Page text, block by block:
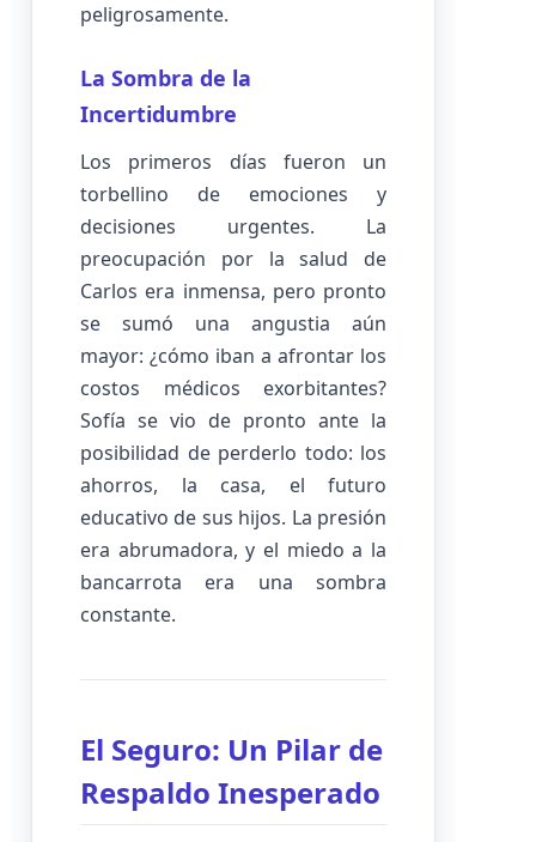
peligrosamente.
La Sombra de la
Incertidumbre
Los primeros días fueron un
torbellino de emociones y
decisiones urgentes. La
preocupación por la salud de
Carlos era inmensa, pero pronto
se sumó una angustia aún
mayor: ¿cómo iban a afrontar los
costos médicos exorbitantes?
Sofía se vio de pronto ante la
posibilidad de perderlo todo: los
ahorros, la casa, el futuro
educativo de sus hijos. La presión
era abrumadora, y el miedo a la
bancarrota era una sombra
constante.
El Seguro: Un Pilar de
Respaldo Inesperado